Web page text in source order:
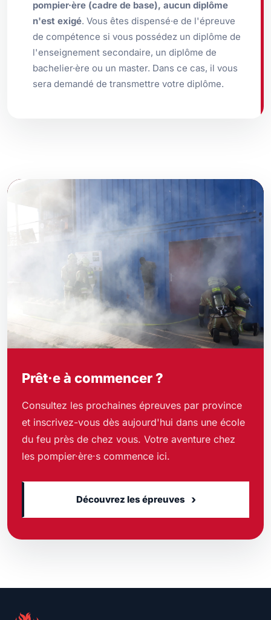
pompier·ère (cadre de base), aucun diplôme
n'est exigé. Vous êtes dispensé·e de l'épreuve
de compétence si vous possédez un diplôme de
l'enseignement secondaire, un diplôme de
bachelier·ère ou un master. Dans ce cas, il vous
sera demandé de transmettre votre diplôme.
Prêt·e à commencer ?
Consultez les prochaines épreuves par province
et inscrivez-vous dès aujourd'hui dans une école
du feu près de chez vous. Votre aventure chez
les pompier·ère·s commence ici.
Découvrez les épreuves ›